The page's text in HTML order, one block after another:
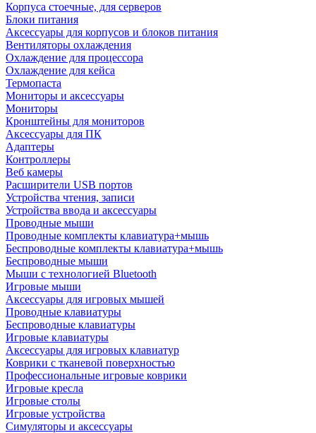
Корпуса стоечные, для серверов
Блоки питания
Аксессуары для корпусов и блоков питания
Вентиляторы охлаждения
Охлаждение для процессора
Охлаждение для кейса
Термопаста
Мониторы и аксессуары
Мониторы
Кронштейны для мониторов
Аксессуары для ПК
Адаптеры
Контроллеры
Веб камеры
Расширители USB портов
Устройства чтения, записи
Устройства ввода и аксессуары
Проводные мыши
Проводные комплекты клавиатура+мышь
Беспроводные комплекты клавиатура+мышь
Беспроводные мыши
Мыши с технологией Bluetooth
Игровые мыши
Аксессуары для игровых мышей
Проводные клавиатуры
Беспроводные клавиатуры
Игровые клавиатуры
Аксессуары для игровых клавиатур
Коврики с тканевой поверхностью
Профессиональные игровые коврики
Игровые кресла
Игровые столы
Игровые устройства
Симуляторы и аксессуары